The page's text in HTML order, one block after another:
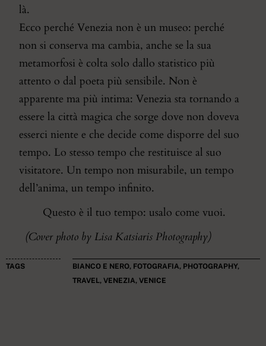
là.
Ecco perché Venezia non è un museo: perché
non si conserva ma cambia, anche se la sua
metamorfosi è colta solo dallo statistico più
attento o dal poeta più sensibile. Non è
apparente ma più intima: Venezia sta tornando a
essere la città magica che sorge dove non doveva
esserci niente e che decide come disporre del suo
tempo. Lo stesso tempo che restituisce al suo
visitatore. Un tempo non misurabile, un tempo
dell’anima, un tempo infinito.
Questo è il tuo tempo: usalo come vuoi.
(Cover photo by Lisa Katsiaris Photography)
TAGS BIANCO E NERO, FOTOGRAFIA, PHOTOGRAPHY,
TRAVEL, VENEZIA, VENICE